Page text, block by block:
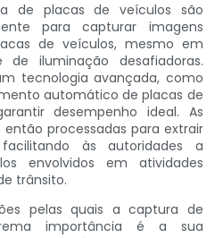
de placas de veículos são
para capturar imagens
de veículos, mesmo em
iluminação desafiadoras.
tecnologia avançada, como
automático de placas de
desempenho ideal. As
processadas para extrair
às autoridades a
envolvidos em atividades
trânsito.
pelas quais a captura de
importância é a sua